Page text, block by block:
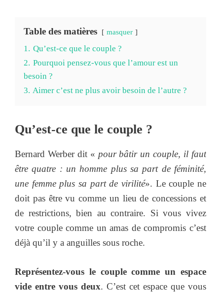
Table des matières masquer
1. Qu’est-ce que le couple ?
2. Pourquoi pensez-vous que l’amour est un
besoin ?
3. Aimer c’est ne plus avoir besoin de l’autre ?
Qu’est-ce que le couple ?
Bernard Werber dit « pour bâtir un couple, il faut
être quatre : un homme plus sa part de féminité,
une femme plus sa part de virilité». Le couple ne
doit pas être vu comme un lieu de concessions et
de restrictions, bien au contraire. Si vous vivez
votre couple comme un amas de compromis c’est
déjà qu’il y a anguilles sous roche.
Représentez-vous le couple comme un espace
vide entre vous deux. C’est cet espace que vous